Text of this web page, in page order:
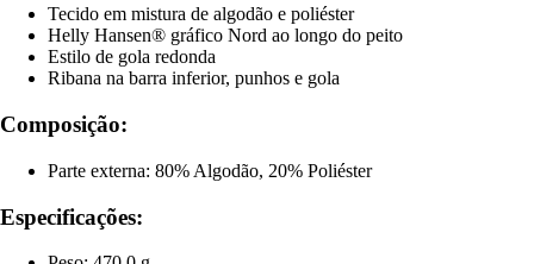
Tecido em mistura de algodão e poliéster
Helly Hansen® gráfico Nord ao longo do peito
Estilo de gola redonda
Ribana na barra inferior, punhos e gola
Composição:
Parte externa: 80% Algodão, 20% Poliéster
Especificações: